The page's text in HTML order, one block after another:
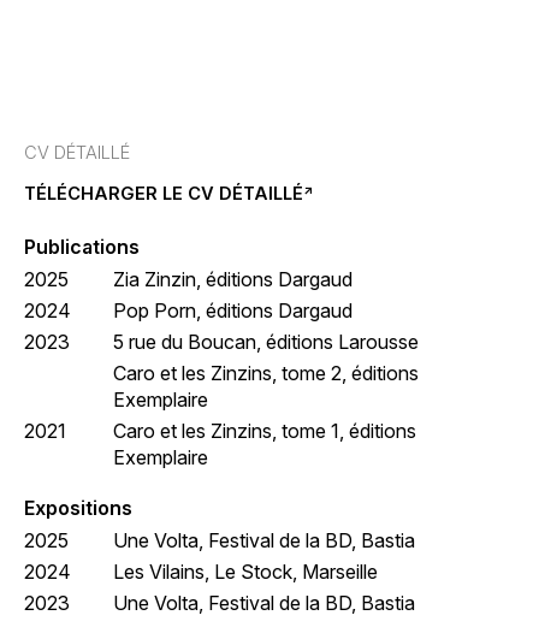
CV DÉTAILLÉ
TÉLÉCHARGER LE CV DÉTAILLÉ
Publications
2025
Zia Zinzin, éditions Dargaud
2024
Pop Porn, éditions Dargaud
2023
5 rue du Boucan, éditions Larousse
Caro et les Zinzins, tome 2, éditions
Exemplaire
2021
Caro et les Zinzins, tome 1, éditions
Exemplaire
Expositions
2025
Une Volta, Festival de la BD, Bastia
2024
Les Vilains, Le Stock, Marseille
2023
Une Volta, Festival de la BD, Bastia